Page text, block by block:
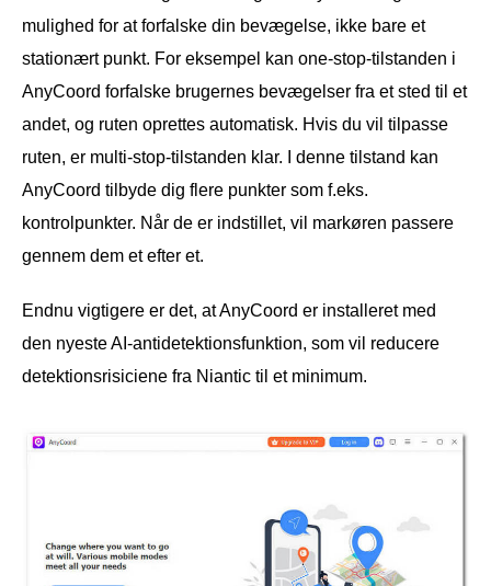
mulighed for at forfalske din bevægelse, ikke bare et
stationært punkt. For eksempel kan one-stop-tilstanden i
AnyCoord forfalske brugernes bevægelser fra et sted til et
andet, og ruten oprettes automatisk. Hvis du vil tilpasse
ruten, er multi-stop-tilstanden klar. I denne tilstand kan
AnyCoord tilbyde dig flere punkter som f.eks.
kontrolpunkter. Når de er indstillet, vil markøren passere
gennem dem et efter et.
Endnu vigtigere er det, at AnyCoord er installeret med
den nyeste AI-antidetektionsfunktion, som vil reducere
detektionsrisiciene fra Niantic til et minimum.